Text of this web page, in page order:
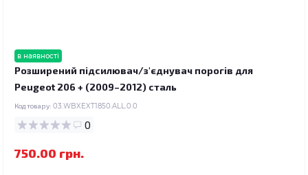
в наявності
Розширений підсилювач/з'єднувач порогів для
Peugeot 206 + (2009–2012) сталь
Код товару: 03.WBXEXT1850.ALL.0.0
0
750.00 грн.